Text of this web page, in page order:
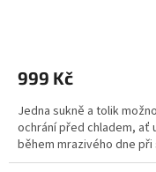
999 Kč
Jedna sukně a tolik
ochrání před chladem,
během mrazivého dne